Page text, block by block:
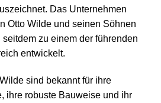
Das Unternehmen
Otto Wilde und seinen Söhnen
zu einem der führenden
entwickelt.
sind bekannt für ihre
ihre robuste Bauweise und ihr